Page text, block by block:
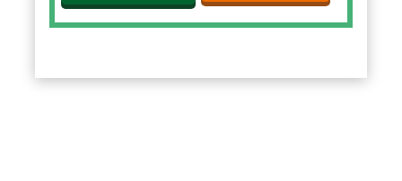
分に合った勤務スタイルを選ぶこ